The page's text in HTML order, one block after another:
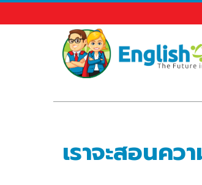
เราจะสอนค